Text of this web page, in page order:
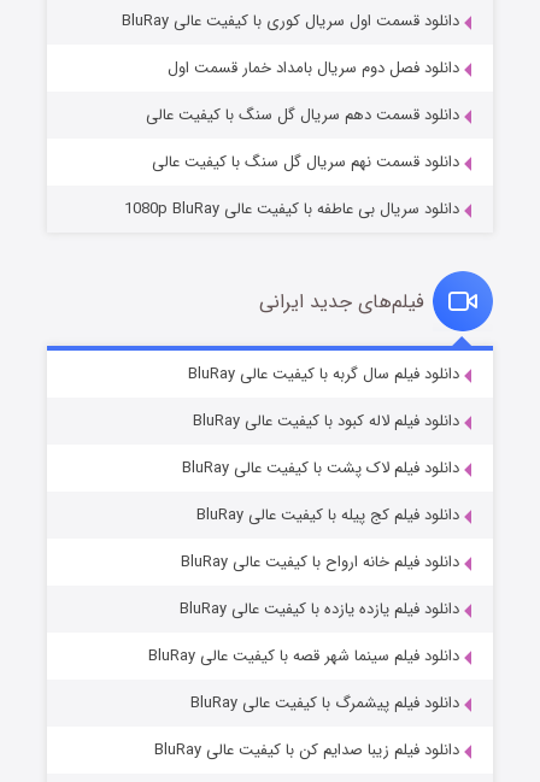
مردگان متحرک: شهر مرده ۳
قسمت۲ (زیرنویس) منتشر شد
قسمت۷ (زیرنویس) منتشر شد
دانلود قسمت اول سریال کوری با کیفیت عالی BluRay
دانلود فصل دوم سریال بامداد خمار قسمت اول
دانلود قسمت دهم سریال گل سنگ با کیفیت عالی
دانلود قسمت نهم سریال گل سنگ با کیفیت عالی
دانلود سریال بی عاطفه با کیفیت عالی 1080p BluRay
فیلم‌های جدید ایرانی
دانلود فیلم سال گربه با کیفیت عالی BluRay
دانلود فیلم لاله کبود با کیفیت عالی BluRay
دانلود فیلم لاک پشت با کیفیت عالی BluRay
دانلود فیلم کج‌ پیله با کیفیت عالی BluRay
دانلود فیلم خانه ارواح با کیفیت عالی BluRay
دانلود فیلم یازده یازده با کیفیت عالی BluRay
دانلود فیلم سینما شهر قصه با کیفیت عالی BluRay
دانلود فیلم پیشمرگ با کیفیت عالی BluRay
دانلود فیلم زیبا صدایم کن با کیفیت عالی BluRay